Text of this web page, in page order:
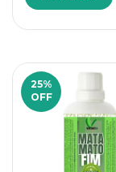
25%
OFF